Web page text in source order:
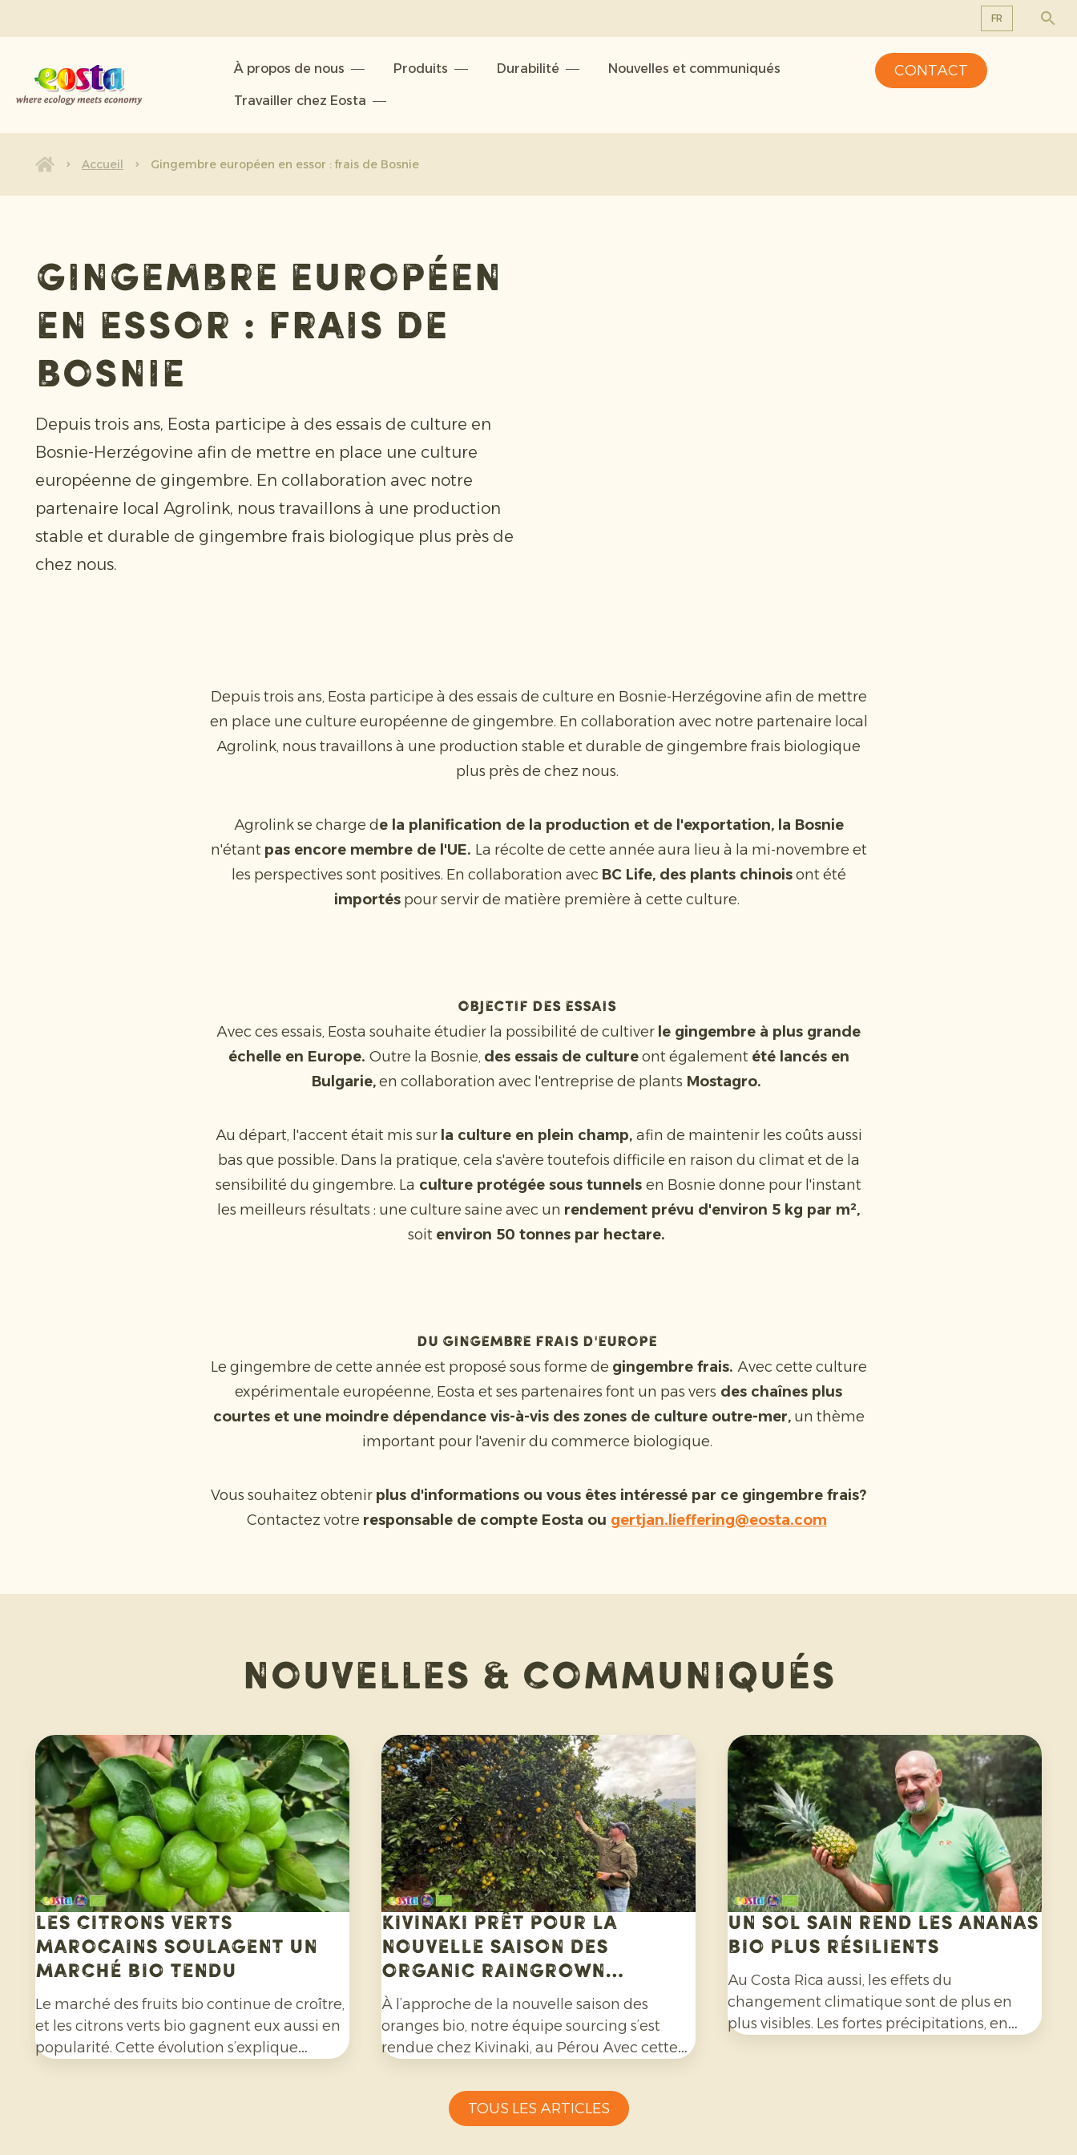
FR
NL
À propos de nous Produits Durabilité Nouvelles et communiqués
Travailler chez Eosta
À propos de nous
Produits
Nouvelles et communiqués
CONTACT
Accueil Gingembre européen en essor : frais de Bosnie
Gingembre européen
en essor : frais de
Bosnie
Depuis trois ans, Eosta participe à des essais de culture en
Bosnie-Herzégovine afin de mettre en place une culture
européenne de gingembre. En collaboration avec notre
partenaire local Agrolink, nous travaillons à une production
stable et durable de gingembre frais biologique plus près de
chez nous.
Depuis trois ans, Eosta participe à des essais de culture en Bosnie-Herzégovine afin de mettre
en place une culture européenne de gingembre. En collaboration avec notre partenaire local
Agrolink, nous travaillons à une production stable et durable de gingembre frais biologique
plus près de chez nous.
Agrolink se charge de la planification de la production et de l'exportation, la Bosnie
n'étant pas encore membre de l'UE. La récolte de cette année aura lieu à la mi-novembre et
les perspectives sont positives. En collaboration avec BC Life, des plants chinoisont été
importés pour servir de matière première à cette culture.
Objectif des essais
Avec ces essais, Eosta souhaite étudier la possibilité de cultiver le gingembre à plus grande
échelle en Europe. Outre la Bosnie, des essais de cultureont également été lancés en
Bulgarie,en collaboration avec l'entreprise de plants Mostagro.
Au départ, l'accent était mis sur la culture en plein champ, afin de maintenir les coûts aussi
bas que possible. Dans la pratique, cela s'avère toutefois difficile en raison du climat et de la
sensibilité du gingembre. La culture protégée sous tunnels en Bosnie donne pour l'instant
les meilleurs résultats : une culture saine avec un rendement prévu d'environ 5 kg par m²,
soit environ 50 tonnes par hectare.
Du gingembre frais d'Europe
Le gingembre de cette année est proposé sous forme de gingembre frais. Avec cette culture
expérimentale européenne, Eosta et ses partenaires font un pas vers des chaînes plus
courtes et une moindre dépendance vis-à-vis des zones de culture outre-mer,un thème
important pour l'avenir du commerce biologique.
Vous souhaitez obtenir plus d'informations ou vous êtes intéressé par ce gingembre frais?
Contactez votre responsable de compte Eosta ou gertjan.lieffering@eosta.com
Nouvelles & communiqués
Les citrons verts
marocains soulagent un
marché bio tendu
Le marché des fruits bio continue de croître,
et les citrons verts bio gagnent eux aussi en
popularité. Cette évolution s’explique
Kivinaki prêt pour la
nouvelle saison des
Organic Raingrown
Oranges
À l’approche de la nouvelle saison des
oranges bio, notre équipe sourcing s’est
rendue chez Kivinaki, au Pérou Avec cette
en place un programme d'exportation
fructueux au cours des quatre dernières
Un sol sain rend les ananas
bio plus résilients
Au Costa Rica aussi, les effets du
changement climatique sont de plus en
plus visibles. Les fortes précipitations, en
TOUS LES ARTICLES